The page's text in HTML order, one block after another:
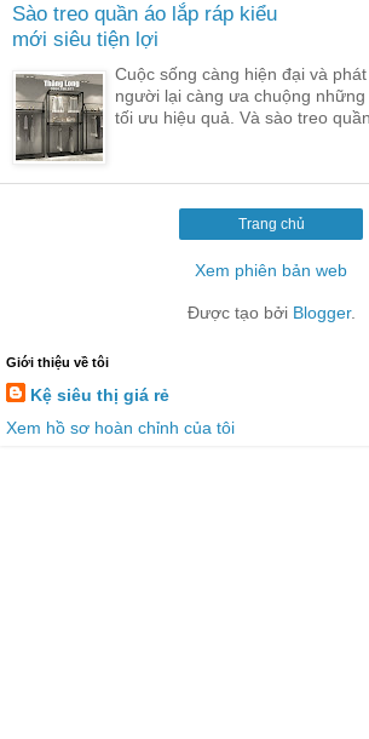
Sào treo quần áo lắp ráp kiểu
mới siêu tiện lợi
Cuộc sống càng hiện đại và
người lại càng ưa chuộng những
tối ưu hiệu quả. Và sào treo
Trang chủ
Xem phiên bản web
Được tạo bởi Blogger.
Giới thiệu về tôi
Kệ siêu thị giá rẻ
Xem hồ sơ hoàn chỉnh của tôi